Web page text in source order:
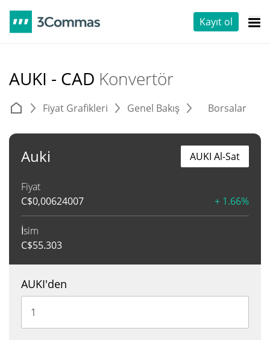
Kayıt ol
AUKI - CAD Konvertör
Fiyat Grafikleri Genel Bakış Borsalar
Auki
Fiyat
C$0,00624007 + 1.66%
İsim
C$55.303
AUKI Al-Sat
AUKI'den